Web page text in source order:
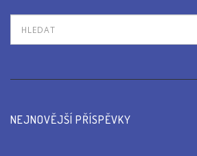
NEJNOVĚJŠÍ PŘÍSPĚVKY